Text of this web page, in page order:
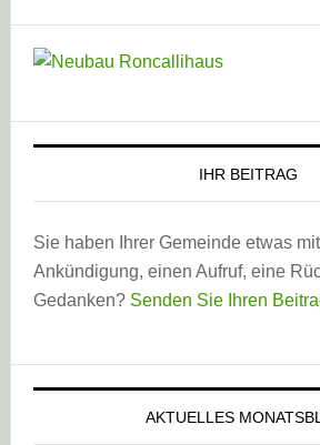
IHR BEITRAG
Sie haben Ihrer Gemeinde etwas
Ankündigung, einen Aufruf, eine
Gedanken? Senden Sie Ihren
AKTUELLES